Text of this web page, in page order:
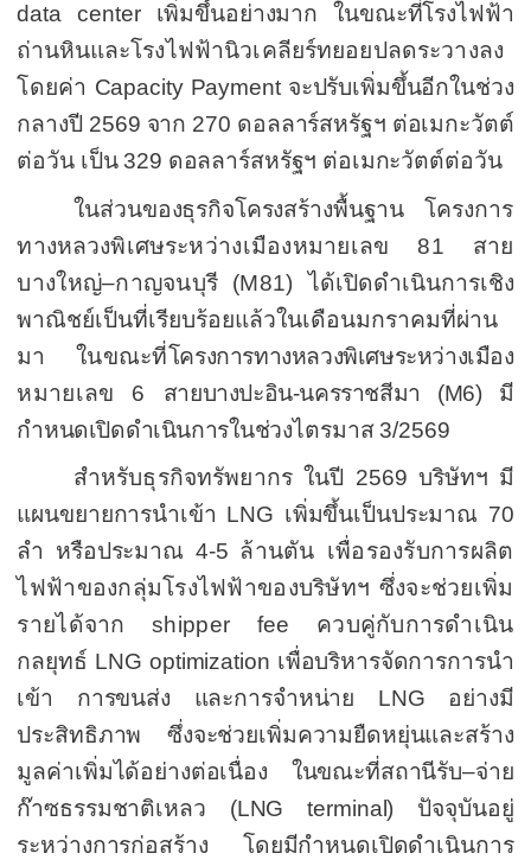
data center เพิ่มขึ้นอย่างมาก ในขณะที่โรงไฟฟ้า
ถ่านหินและโรงไฟฟ้านิวเคลียร์ทยอยปลดระวางลง
โดยค่า Capacity Payment จะปรับเพิ่มขึ้นอีกในช่วง
กลางปี 2569 จาก 270 ดอลลาร์สหรัฐฯ ต่อเมกะวัตต์
ต่อวัน เป็น 329 ดอลลาร์สหรัฐฯ ต่อเมกะวัตต์ต่อวัน
ในส่วนของธุรกิจโครงสร้างพื้นฐาน โครงการ
ทางหลวงพิเศษระหว่างเมืองหมายเลข81 สาย
บางใหญ่–กาญจนบุรี (M81)ได้เปิดดำเนินการเชิง
พาณิชย์เป็นที่เรียบร้อยแล้วในเดือนมกราคมที่ผ่าน
มา
ในขณะที่โครงการทางหลวงพิเศษระหว่างเมือง
หมายเลข 6 สายบางปะอิน-นครราชสีมา (M6) มี
กำหนดเปิดดำเนินการในช่วงไตรมาส 3/2569
สำหรับธุรกิจทรัพยากรในปี 2569บริษัทฯ มี
แผนขยายการนำเข้า LNG เพิ่มขึ้นเป็นประมาณ 70
ลำ หรือประมาณ 4-5 ล้านตัน เพื่อรองรับการผลิต
ไฟฟ้าของกลุ่มโรงไฟฟ้าของบริษัทฯ ซึ่งจะช่วยเพิ่ม
รายได้จาก shipper fee ควบคู่กับการดำเนิน
กลยุทธ์ LNGoptimization เพื่อบริหารจัดการการนำ
เข้า การขนส่ง และการจำหน่าย LNG อย่างมี
ประสิทธิภาพ ซึ่งจะช่วยเพิ่มความยืดหยุ่นและสร้าง
มูลค่าเพิ่มได้อย่างต่อเนื่อง ในขณะที่สถานีรับ–จ่าย
ก๊าซธรรมชาติเหลว (LNG terminal) ปัจจุบันอยู่
ระหว่างการก่อสร้าง โดยมีกำหนดเปิดดำเนินการ